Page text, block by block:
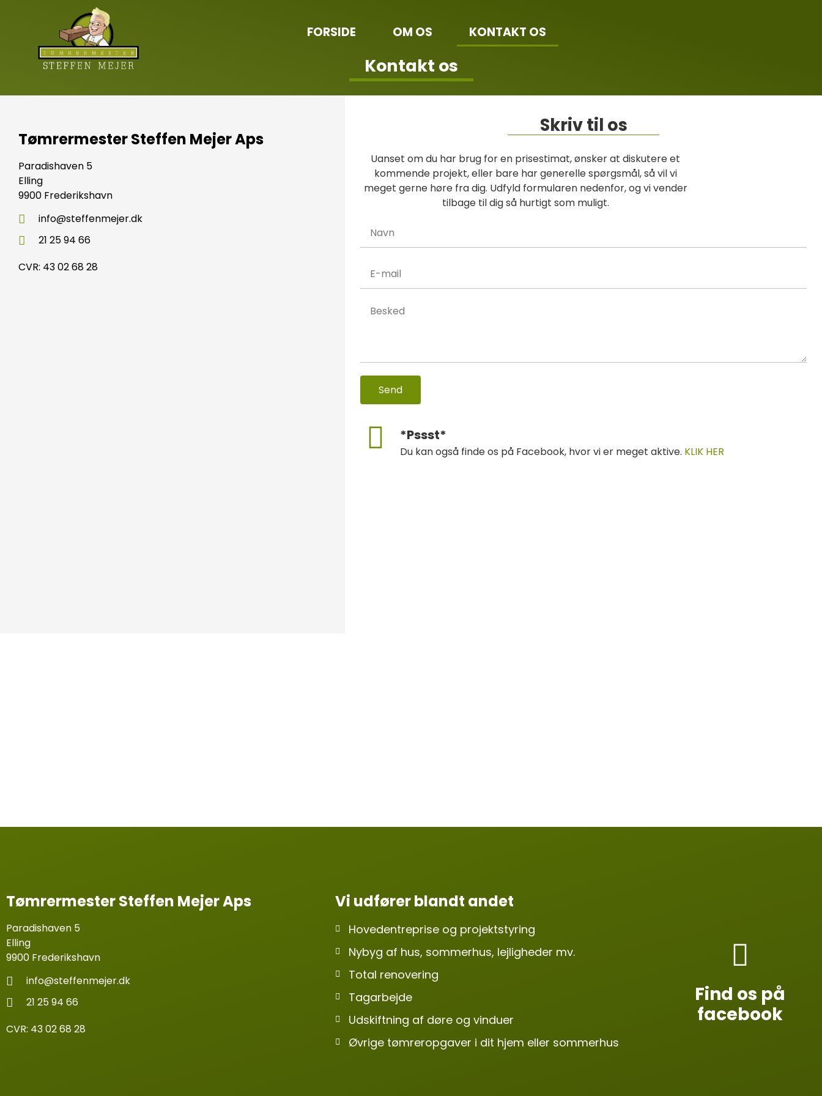
FORSIDE OM OS KONTAKT OS
Kontakt os
Tømrermester Steffen Mejer Aps
Paradishaven 5
Elling
9900 Frederikshavn
info@steffenmejer.dk
21 25 94 66
CVR: 43 02 68 28
Skriv til os
Uanset om du har brug for en prisestimat, ønsker at diskutere et
kommende projekt, eller bare har generelle spørgsmål, så vil vi
meget gerne høre fra dig. Udfyld formularen nedenfor, og vi vender
tilbage til dig så hurtigt som muligt.
Send
*Pssst*
Du kan også finde os på Facebook, hvor vi er meget aktive. KLIK HER
Tømrermester Steffen Mejer Aps
Paradishaven 5
Elling
9900 Frederikshavn
info@steffenmejer.dk
21 25 94 66
CVR: 43 02 68 28
Vi udfører blandt andet
Hovedentreprise og projektstyring
Nybyg af hus, sommerhus, lejligheder mv.
Total renovering
Tagarbejde
Udskiftning af døre og vinduer
Øvrige tømreropgaver i dit hjem eller sommerhus
Find os på
facebook